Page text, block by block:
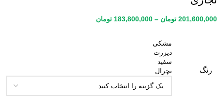
201,600,000 تومان –
183,800,000 تومان
رنگ
مشکی
دیزرت
سفید
نچرال